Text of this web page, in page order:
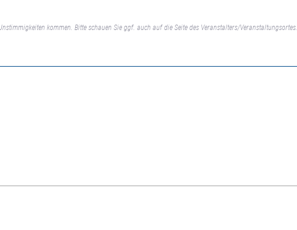
kommen. Bitte schauen Sie ggf. auch auf die Seite des Veranstalters/Veranstaltungsortes.